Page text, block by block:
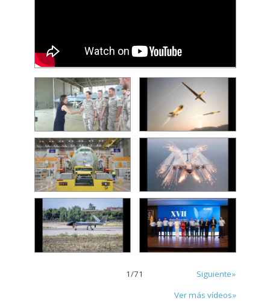
1/71
Siguiente»
Ver más vídeos»